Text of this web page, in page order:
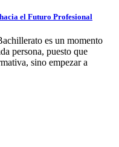
el Futuro Profesional
es un momento
persona, puesto que
sino empezar a